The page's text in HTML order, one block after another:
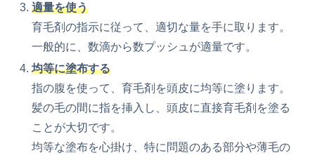
適量を使う
育毛剤の指示に従って、適切な量を手に取ります。
一般的に、数滴から数プッシュが適量です。
均等に塗布する
指の腹を使って、育毛剤を頭皮に均等に塗ります。
髪の毛の間に指を挿入し、頭皮に直接育毛剤を塗る
ことが大切です。
均等な塗布を心掛け、特に問題のある部分や薄毛の